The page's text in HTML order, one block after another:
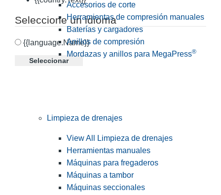
Seleccione un idioma
{{language.Name}}
Seleccionar
Accesorios de corte
Herramientas de compresión manuales
Baterías y cargadores
Anillos de compresión
Mordazas y anillos para MegaPress®
Limpieza de drenajes
View All Limpieza de drenajes
Herramientas manuales
Máquinas para fregaderos
Máquinas a tambor
Máquinas seccionales